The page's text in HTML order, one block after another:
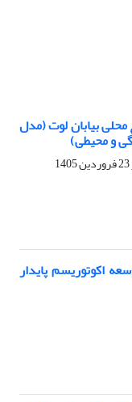
بیابان لوت (مدل
و محیطی)
23 فروردین 1405
اکوتوریسم پایدار